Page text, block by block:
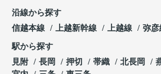
沿線から探す
信越本線
上越新幹線 上越線 弥彦
駅から探す
見附
長岡 押切 帯織 北長岡